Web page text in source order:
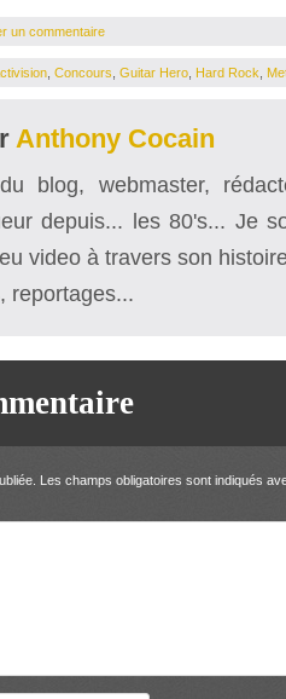
un commentaire
Concours Guitar Hero Hard Rock
Anthony Cocain
blog, webmaster,
depuis... les 80's... Je
video à travers son
reportages...
Les champs obligatoires sont indiqués